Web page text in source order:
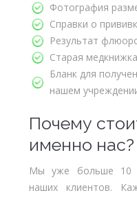
Фотография
Справки о
Результат
Старая
Бланк для
нашем
Почему
именно нас?
Мы уже больше 10
наших клиентов.